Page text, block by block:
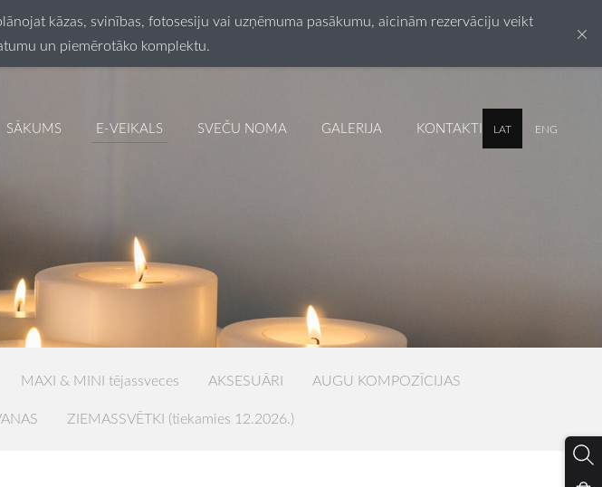
kāzas, svinības, fotosesiju vai uzņēmuma pasākumu, aicinām rezervāciju veikt
un piemērotāko komplektu.
×
SĀKUMS E-VEIKALS SVEČU NOMA GALERIJA KONTAKTI LAT ENG
MAXI & MINI tējassveces AKSESUĀRI
AUGU KOMPOZĪCIJAS
ZIEMASSVĒTKI (tiekamies 12.2026.)